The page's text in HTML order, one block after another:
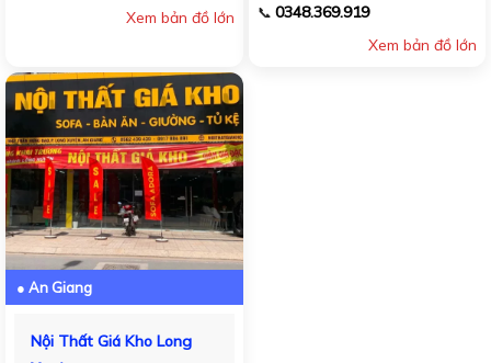
Xem bản đồ lớn
📞 0348.369.919
Xem bản đồ lớn
● An Giang
Nội Thất Giá Kho Long